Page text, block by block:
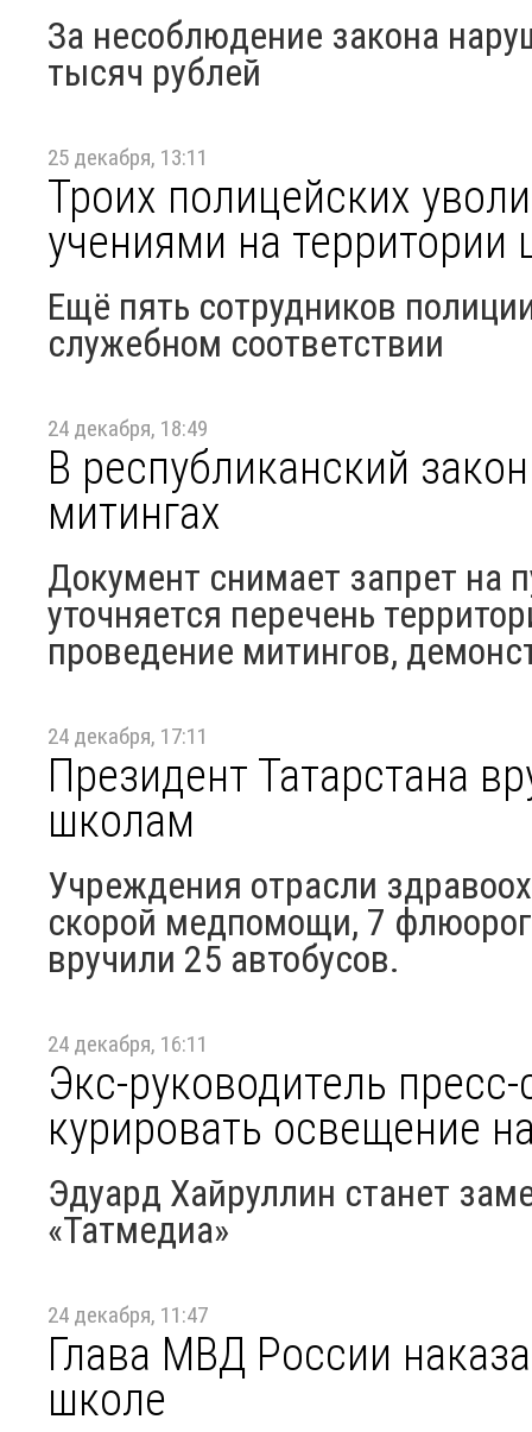
За несоблюдение закона
тысяч рублей
25 декабря, 13:11
Троих полицейских
учениями на
Ещё пять сотрудников
служебном соответствии
24 декабря, 18:49
В республиканский
митингах
Документ снимает запрет на
уточняется перечень
проведение митингов,
24 декабря, 17:11
Президент Татарстана
школам
Учреждения отрасли
скорой медпомощи, 7
вручили 25 автобусов.
24 декабря, 16:11
Экс-руководитель
курировать освещение
Эдуард Хайруллин станет
«Татмедиа»
24 декабря, 11:47
Глава МВД России
школе